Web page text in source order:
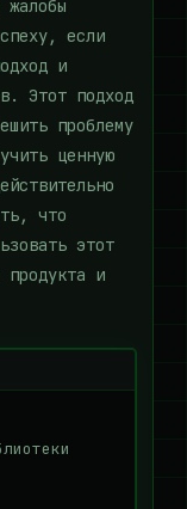
если
и
Этот подход
проблему
ценную
что
этот
продукта и